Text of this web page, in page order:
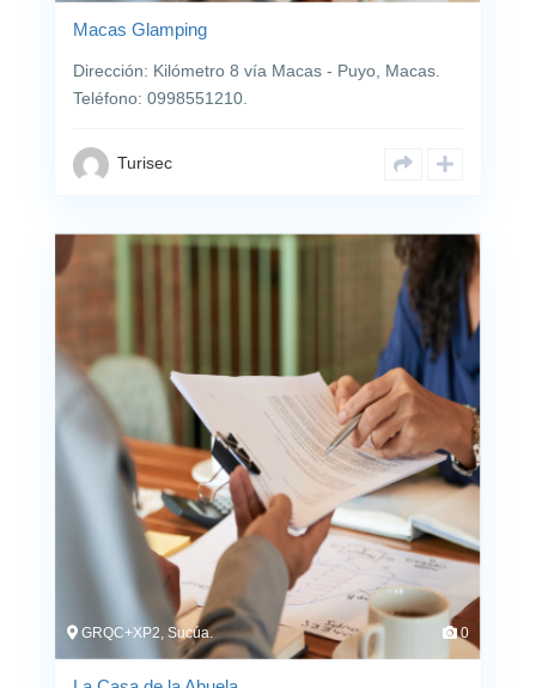
Macas Glamping
Dirección: Kilómetro 8 vía Macas - Puyo, Macas.
Teléfono: 0998551210.
Turisec
GRQC+XP2, Sucúa. 0